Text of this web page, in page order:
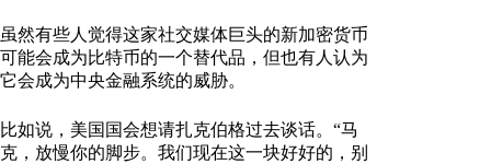
虽然有些人觉得这家社交媒体巨头的新加密货币
可能会成为比特币的一个替代品，但也有人认为
它会成为中央金融系统的威胁。
比如说，美国国会想请扎克伯格过去谈话。“马
克，放慢你的脚步。我们现在这一块好好的，别